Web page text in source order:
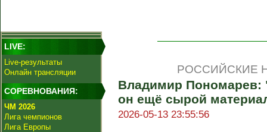
LIVE:
Live-результаты
Онлайн трансляции
СОРЕВНОВАНИЯ:
ЧМ 2026
Лига чемпионов
Лига Европы
РОССИЙСКИЕ
Владимир Пономарев:
он ещё сырой
2026-05-13 23:55:56